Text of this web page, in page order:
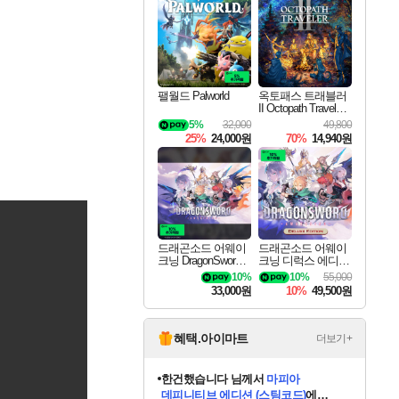
최대 90% 할인가를 만나보세요!
네이버혜택과 함께 만나보세요!
50%할인&추가 적립까지!
네이버 포인트 혜택까지!
이니&베니 혜택까지!
할인&네이버혜택으로 만나보세요!
네이버페이 혜택과 만나보세요!
40주년 프로모션으로 만나보세요!
할인가에 만나보세요!
일부 에디션 상시 할인!
혜택으로 예약 판매 중
편안하게 충전하세요
팰월드 Palworld
32,000
5%
25% 24,000원
옥토패스 트래블러
II Octopath Traveler I
49,800
70% 14,940원
드래곤소드 어웨이
크닝 DragonSword A
10%
33,000원
드래곤소드 어웨이
크닝 디럭스 에디션
DragonSword Awake
ning Deluxe Edition
55,000
10%
10% 49,500원
혜택.아이마트 더보기+
한건했습니다 님께서
당첨되셨습니다.
프로틴스101님께서네이버페이 1만원
교환권 에 당첨되셨습니다.